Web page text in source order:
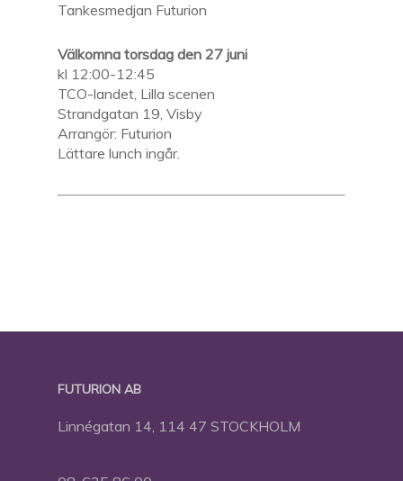
Tankesmedjan Futurion
Välkomna torsdag den 27 juni
kl 12:00-12:45
TCO-landet, Lilla scenen
Strandgatan 19, Visby
Arrangör: Futurion
Lättare lunch ingår.
FUTURION AB
Linnégatan 14, 114 47 STOCKHOLM